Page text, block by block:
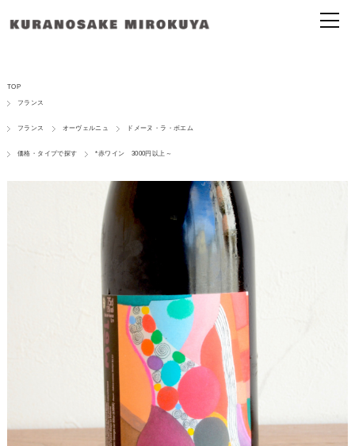
TOP
フランス
フランス オーヴェルニュ ドメーヌ・ラ・ボエム
価格・タイプで探す *赤ワイン 3000円以上～